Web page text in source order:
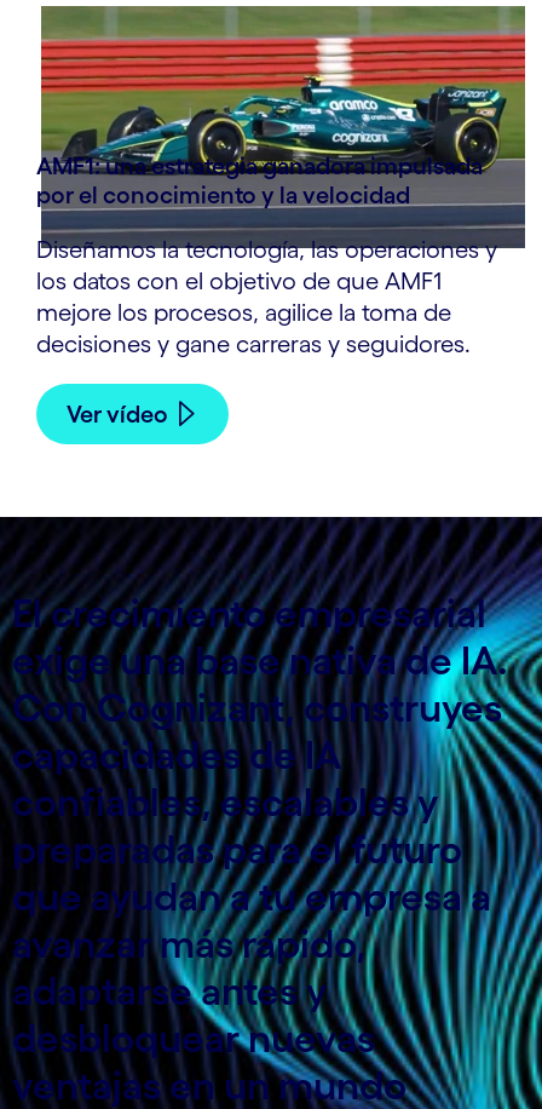
AMF1: una estrategia ganadora impulsada
por el conocimiento y la velocidad
Diseñamos la tecnología, las operaciones y
los datos con el objetivo de que AMF1
mejore los procesos, agilice la toma de
decisiones y gane carreras y seguidores.
Ver vídeo
El crecimiento empresarial
exige una base nativa de IA.
Con Cognizant, construyes
capacidades de IA
confiables, escalables y
preparadas para el futuro
que ayudan a tu empresa a
avanzar más rápido,
adaptarse antes y
desbloquear nuevas
ventajas en un mundo